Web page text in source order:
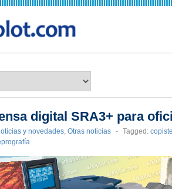
digital SRA3+ para
y novedades, Otras noticias - Tagged: